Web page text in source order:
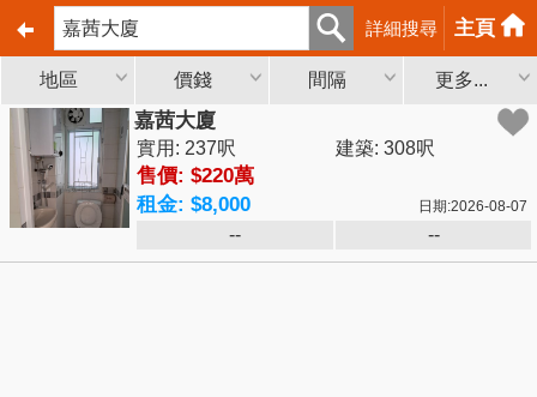
詳細搜尋 主頁
地區 價錢 間隔 更多...
嘉茜大廈
實用: 237呎 建築: 308呎
售價: $220萬
租金: $8,000
日期:2026-08-07
-- --